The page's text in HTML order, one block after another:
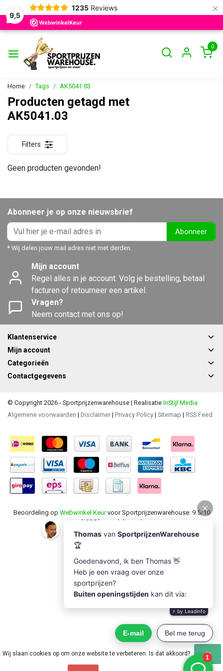
9,5
1235 Reviews ×
0
Home Tags AK5041.03
Producten getagd met
AK5041.03
Filters
Geen producten gevonden!
Abonneer je op onze nieuwsbrief
Abonneer
* Wij delen jouw mail adres niet met derden.
Mijn account
Regel alles in je account. Volg je bestelling, betaal
facturen of retourneer een artikel.
Vragen?
Neem contact met ons op!
Klantenservice
Mijn account
Categorieën
Contactgegevens
© Copyright 2026 - Sportprijzenwarehouse | Realisatie InStijl Media
Algemene voorwaarden | Disclaimer | Privacy Policy | Sitemap | RSS Feed
Beoordeling op Webwinkel Keurvoor Sportprijzenwarehouse: 9.5/10
(1235 beoordelingen)
Wij slaan cookies op om onze website te verbeteren. Is dat akkoord? Ja